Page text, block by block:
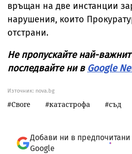
връщан на две инстанции
нарушения, които
отстрани.
Не пропускайте най-
последвайте ни в Google
Източник: nova.bg
Своге катастрофа съд
Добави ни в
Google